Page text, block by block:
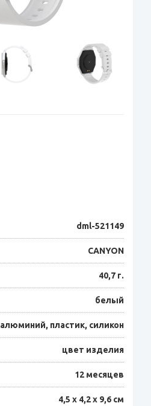
dml-521149
CANYON
40,7 г.
белый
алюминий, пластик, силикон
цвет изделия
12 месяцев
4,5 x 4,2 x 9,6 см